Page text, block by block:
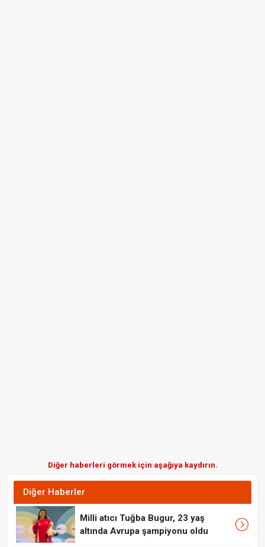
Diğer haberleri görmek için aşağıya kaydırın.
Diğer Haberler
Milli atıcı Tuğba Bugur, 23 yaş
altında Avrupa şampiyonu oldu